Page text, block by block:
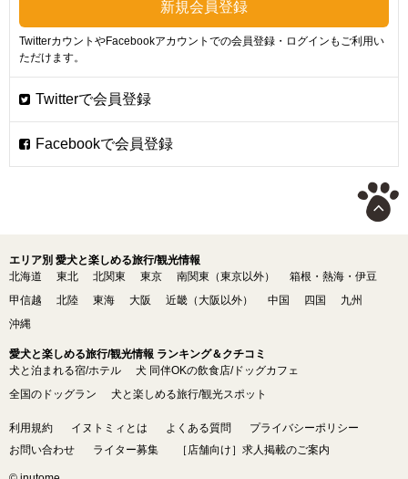
TwitterカウントやFacebookアカウントでの会員登録・ログインもご利用い
ただけます。
エリア別 愛犬と楽しめる旅行/観光情報
北海道
東北 北関東 東京 南関東（東京以外）
箱根・熱海・伊豆
甲信越
北陸 東海 大阪 近畿（大阪以外） 中国 四国
九州
沖縄
愛犬と楽しめる旅行/観光情報 ランキング＆クチコミ
犬と泊まれる宿/ホテル
犬 同伴OKの飲食店/ドッグカフェ
全国のドッグラン
犬と楽しめる旅行/観光スポット
利用規約 イヌトミィとは よくある質問
プライバシーポリシー
お問い合わせ
ライター募集 ［店舗向け］求人掲載のご案内